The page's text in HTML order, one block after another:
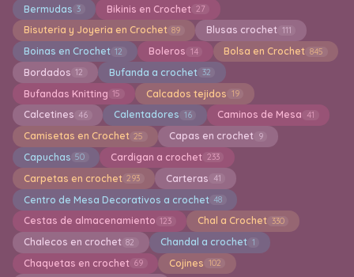
Bermudas 3 Bikinis en Crochet 27
Bisuteria y Joyeria en Crochet 89 Blusas crochet 111
Boinas en Crochet 12 Boleros 14 Bolsa en Crochet 845
Bordados 12 Bufanda a crochet 32
Bufandas Knitting 15 Calcados tejidos 19
Calcetines 46 Calentadores 16 Caminos de Mesa 41
Camisetas en Crochet 25 Capas en crochet 9
Capuchas 50 Cardigan a crochet 233
Carpetas en crochet 293 Carteras 41
Centro de Mesa Decorativos a crochet 48
Cestas de almacenamiento 123 Chal a Crochet 330
Chalecos en crochet 82 Chandal a crochet 1
Chaquetas en crochet 69 Cojines 102